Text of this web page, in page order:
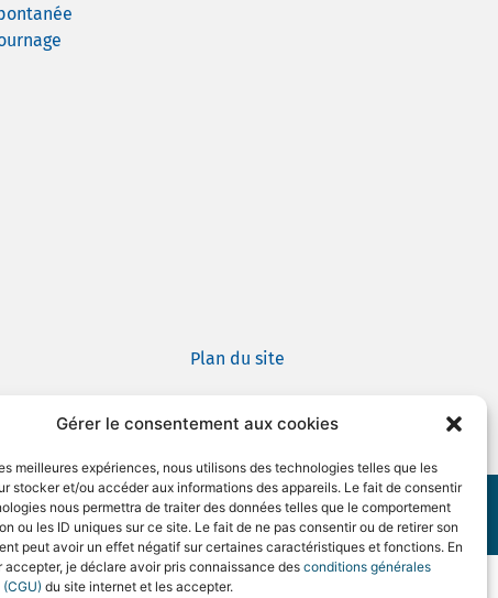
Gérer le consentement aux cookies
meilleures expériences, nous utilisons des technologies telles que les
stocker et/ou accéder aux informations des appareils. Le fait de consentir
nous permettra de traiter des données telles que le comportement
ou les ID uniques sur ce site. Le fait de ne pas consentir ou de retirer son
peut avoir un effet négatif sur certaines caractéristiques et fonctions. En
accepter, je déclare avoir pris connaissance des conditions générales
du site internet et les accepter.
Plan du site